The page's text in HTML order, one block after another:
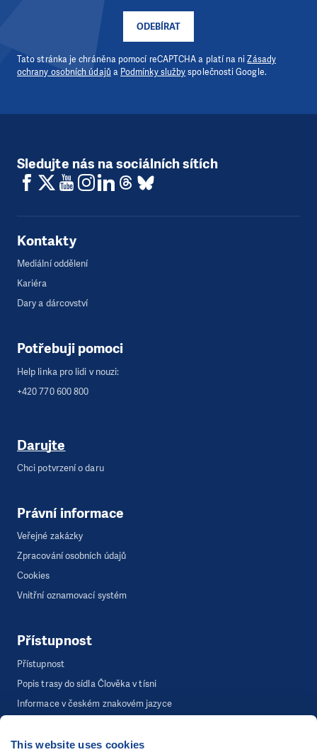
This website uses cookies
ODEBÍRAT
Tato stránka je chráněna pomocí reCAPTCHA a platí na niZásady
ochrany osobních údajů a Podmínky službyspolečnosti Google.
Sledujte nás na sociálních sítích
Kontakty
Mediální oddělení
Kariéra
Dary a dárcovství
Potřebuji pomoci
Help linka pro lidi v nouzi:
+420 770 600 800
Darujte
Chci potvrzení o daru
Právní informace
Veřejné zakázky
Zpracování osobních údajů
Cookies
Vnitřní oznamovací systém
Přístupnost
Přístupnost
Popis trasy do sídla Člověka v tísni
Informace v českém znakovém jazyce